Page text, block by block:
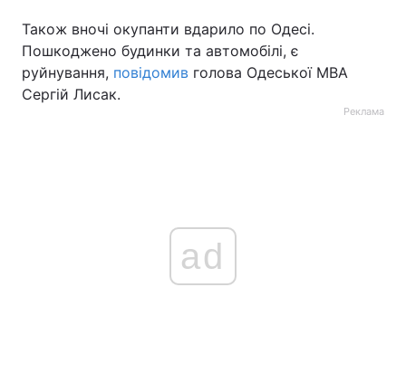
Також вночі окупанти вдарило по Одесі.
Пошкоджено будинки та автомобілі, є
руйнування, повідомив голова Одеської МВА
Сергій Лисак.
Реклама
ad